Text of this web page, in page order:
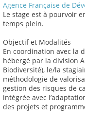
Agence Française de
Le stage est à pourvoir
temps plein.
Objectif et Modalités
En coordination avec la
hébergé par la division
Biodiversité), le/la
méthodologie de
gestion des risques de
intégrée avec
des projets et